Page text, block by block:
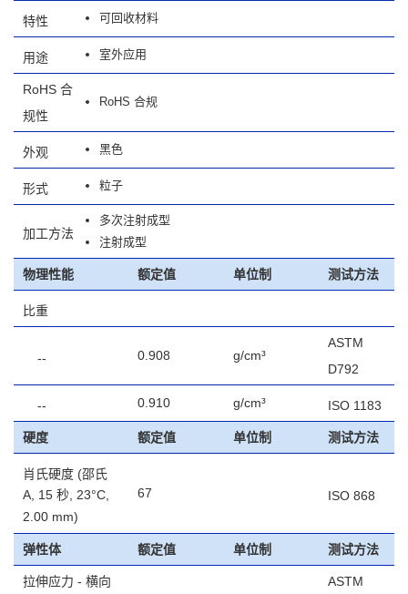
特性 可回收材料
用途 室外应用
RoHS 合
规性
RoHS 合规
外观 黑色
形式 粒子
加工方法
多次注射成型
注射成型
物理性能 额定值 单位制 测试方法
比重
-- 0.908 g/cm³
ASTM
D792
-- 0.910 g/cm³ ISO 1183
硬度 额定值 单位制 测试方法
肖氏硬度 (邵氏
A, 15 秒, 23°C,
2.00 mm)
67 ISO 868
弹性体 额定值 单位制 测试方法
拉伸应力 - 横向
ASTM